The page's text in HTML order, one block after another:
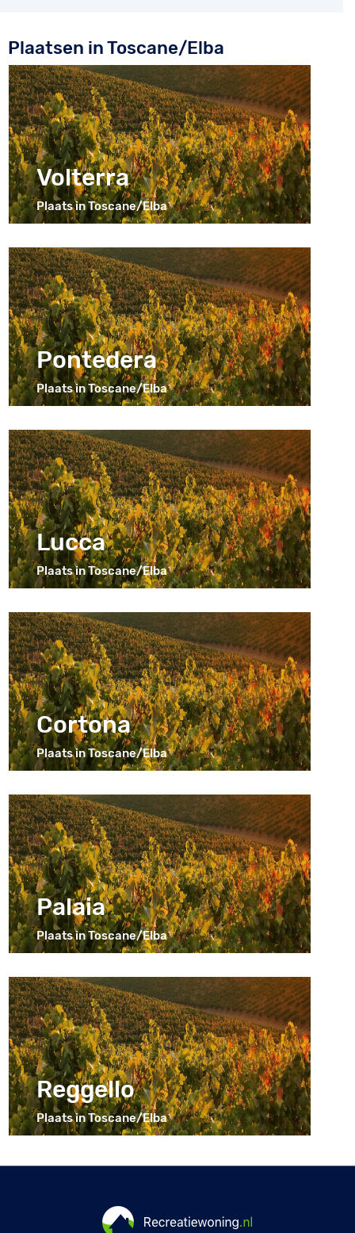
Plaatsen in Toscane/Elba
Volterra
Plaats in Toscane/Elba
Pontedera
Plaats in Toscane/Elba
Lucca
Plaats in Toscane/Elba
Cortona
Plaats in Toscane/Elba
Palaia
Plaats in Toscane/Elba
Reggello
Plaats in Toscane/Elba